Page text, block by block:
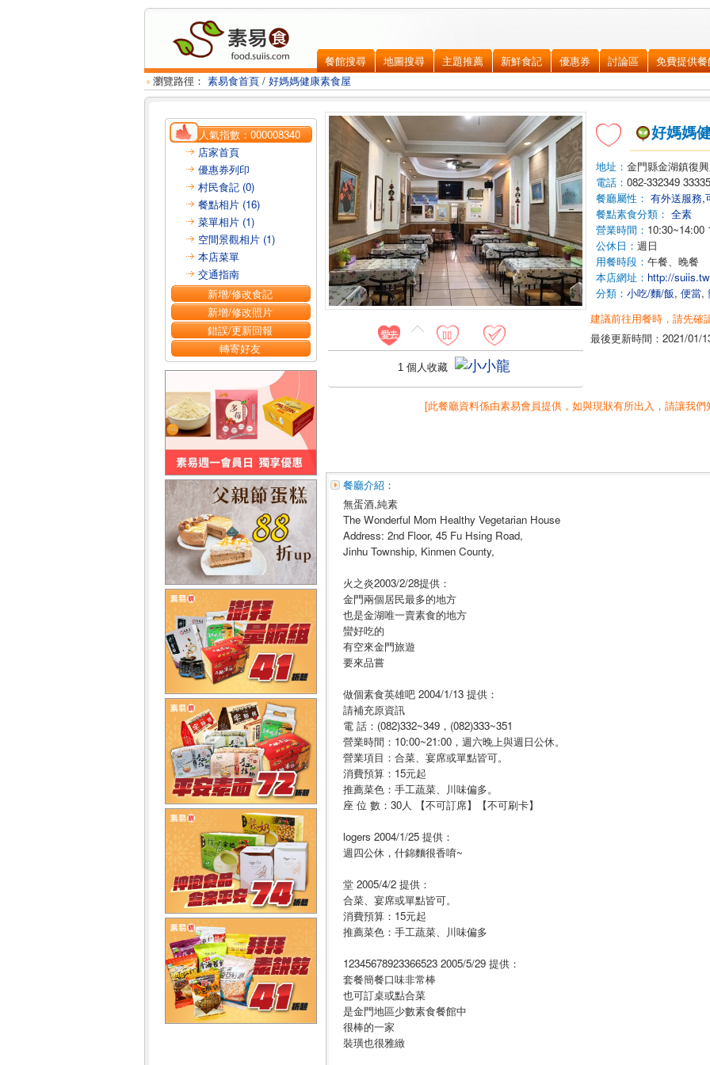
餐館搜尋 地圖搜尋 主題推薦 新鮮食記 優惠券 討論區 免費提供
瀏覽路徑： 素易食首頁 / 好媽媽健康素食屋
人氣指數：000008340
店家首頁
優惠券列印
村民食記 (0)
餐點相片 (16)
菜單相片 (1)
空間景觀相片 (1)
本店菜單
交通指南
新增/修改食記
新增/修改照片
錯誤/更新回報
轉寄好友
1 個人收藏
好媽媽
地址： 金門縣金湖鎮復
電話： 082-332349
餐廳屬性： 有外送服務,
餐點素食分類： 全素
營業時間： 10:30~14:00
公休日： 週日
用餐時段： 午餐、晚餐
本店網址： http://
分類： 小吃/麵/飯, 便當,
建議前往用餐時，請先確
最後更新時間： 2021/01/
[此餐廳資料係由素易會員提供，如與現狀有所出入，請讓我
餐廳介紹：
無蛋酒,純素
The Wonderful Mom Healthy Vegetarian House
Address: 2nd Floor, 45 Fu Hsing Road,
Jinhu Township, Kinmen County,
火之炎2003/2/28提供：
金門兩個居民最多的地方
也是金湖唯一賣素食的地方
蠻好吃的
有空來金門旅遊
要來品嘗
做個素食英雄吧 2004/1/13 提供：
請補充原資訊
電 話：(082)332~349，(082)333~351
營業時間：10:00~21:00，週六晚上與週日公休。
營業項目：合菜、宴席或單點皆可。
消費預算：15元起
推薦菜色：手工蔬菜、川味偏多。
座 位 數：30人 【不可訂席】【不可刷卡】
logers 2004/1/25 提供：
週四公休，什錦麵很香唷~
堂 2005/4/2 提供：
合菜、宴席或單點皆可。
消費預算：15元起
推薦菜色：手工蔬菜、川味偏多
12345678923366523 2005/5/29 提供：
套餐簡餐口味非常棒
也可訂桌或點合菜
是金門地區少數素食餐館中
很棒的一家
裝璜也很雅緻